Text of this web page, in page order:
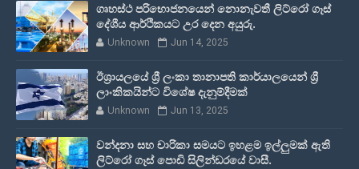
ගෘහස්ථ පරිභොජනයෙන් නොනැවතී ලිට්රෝ ගෑස්
දේශීය ආර්ථිකයට උර දෙන අයුරු.
Unknown Jun 14, 2025
ඊශ්‍රායලයේ ශ්‍රී ලංකා තානාපති කාර්යාලයෙන් ශ්‍රී
ලාංකිකයින්ට විශේෂ දැනුම්දීමක්
Unknown Jun 13, 2025
වන්දනා සහ චාරිකා සමයට ඉහළම ඉල්ලුමක් ඇති
ලිට්රෝ ගෑස් පොඩි සිලින්ඩරයේ වාසී.